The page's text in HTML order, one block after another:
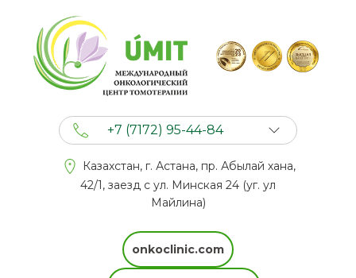
+7 (7172) 95-44-84
+7 (777) 201 44 44
Казахстан, г. Астана, пр. Абылай хана,
42/1, заезд с ул. Минская 24 (уг. ул
Майлина)
onkoclinic.com